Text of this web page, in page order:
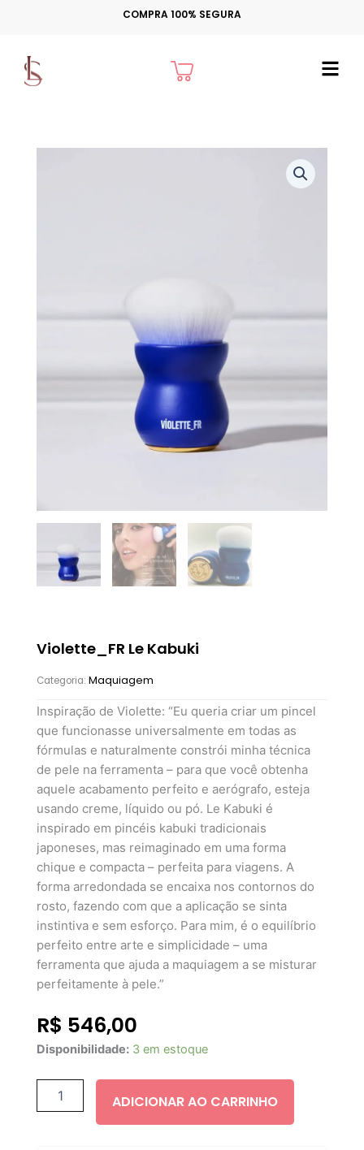
conteúdo
COMPRA 100% SEGURA
Cart
Violette_FR Le Kabuki
Categoria: Maquiagem
Inspiração de Violette: “Eu queria criar um pincel
que funcionasse universalmente em todas as
fórmulas e naturalmente constrói minha técnica
de pele na ferramenta – para que você obtenha
aquele acabamento perfeito e aerógrafo, esteja
usando creme, líquido ou pó. Le Kabuki é
inspirado em pincéis kabuki tradicionais
japoneses, mas reimaginado em uma forma
chique e compacta – perfeita para viagens. A
forma arredondada se encaixa nos contornos do
rosto, fazendo com que a aplicação se sinta
instintiva e sem esforço. Para mim, é o equilíbrio
perfeito entre arte e simplicidade – uma
ferramenta que ajuda a maquiagem a se misturar
perfeitamente à pele.”
R$ 546,00
Disponibilidade: 3 em estoque
Violette_FR
Kabuki
quantidade
ADICIONAR AO CARRINHO